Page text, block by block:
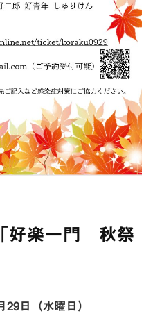
好楽一門 秋祭
29日（水曜日）